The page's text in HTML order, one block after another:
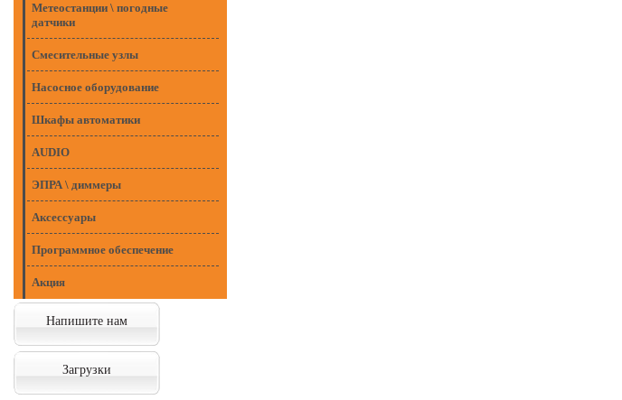
Метеостанции \ погодные
датчики
Смесительные узлы
Насосное оборудование
Шкафы автоматики
AUDIO
ЭПРА \ диммеры
Аксессуары
Программное обеспечение
Акция
Напишите нам
Загрузки